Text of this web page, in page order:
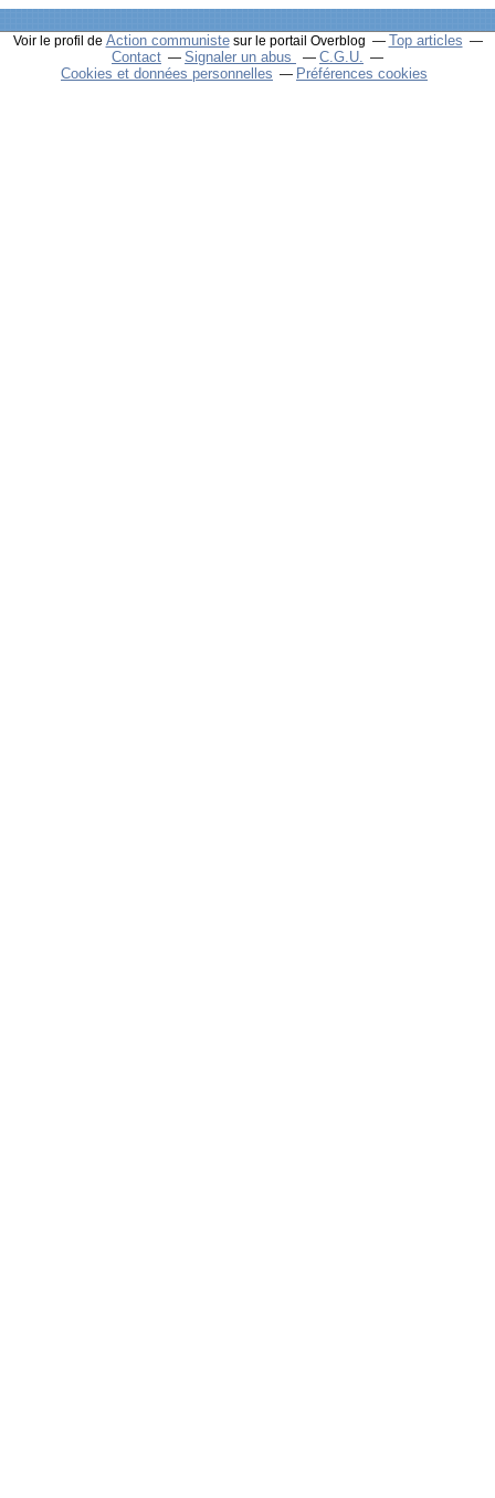
Voir le profil de Action communistesur le portail Overblog
Top articles
Contact
Signaler un abus
C.G.U.
Cookies et données personnelles
Préférences cookies